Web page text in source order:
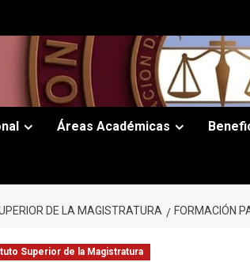
Áreas Académicas
DE LA MAGISTRATURA FORMACIÓN
Superior de la Magistratura